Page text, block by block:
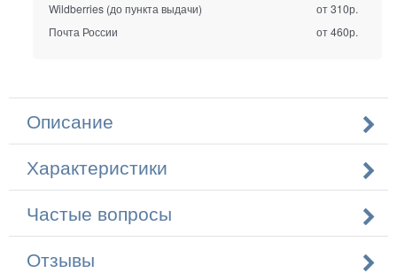
Wildberries (до пункта выдачи)
от 310р.
Почта России
от 460р.
Описание
Характеристики
Частые вопросы
Отзывы